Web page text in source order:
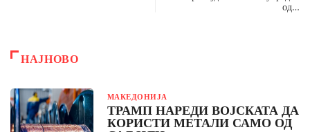
од…
НАЈНОВО
МАКЕДОНИЈА
ТРАМП НАРЕДИ ВОЈСКАТА ДА
КОРИСТИ МЕТАЛИ САМО ОД